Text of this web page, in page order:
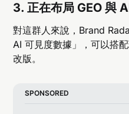
3. 正在布局 GEO 與
對這群人來說，Brand
AI 可見度數據」，可以搭
改版。
SPONSORED